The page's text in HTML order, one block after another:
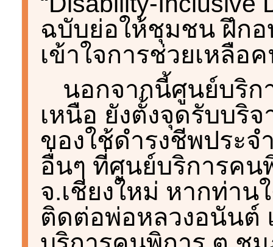
ฉบับย่อให้ชุมชน ฝึกอ
เข้าใจการช่วยเหลือ
นอกจากนี้ศูนย์บริก
เหนือ ยังตั้งจุดรับบริ
ของใช้ดำรงชีพประ
อื่นๆ ที่ศูนย์บริการคน
จ.เชียงใหม่ หากท่าน
ติดต่อพ่อหลวงอนันต์